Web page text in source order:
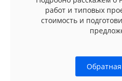
работ и типовых
стоимость и